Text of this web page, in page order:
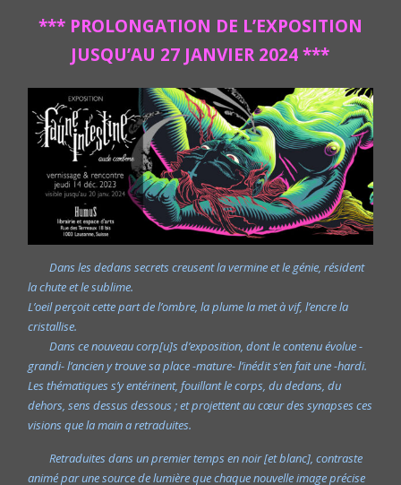
*** PROLONGATION DE L’EXPOSITION
JUSQU’AU 27 JANVIER 2024 ***
Dans les dedans secrets creusent la vermine et le génie, résident
la chute et le sublime.
L’oeil perçoit cette part de l’ombre, la plume la met à vif, l’encre la
cristallise.
Dans ce nouveau corp[u]s d’exposition, dont le contenu évolue -
grandi- l’ancien y trouve sa place -mature- l’inédit s’en fait une -hardi.
Les thématiques s’y entérinent, fouillant le corps, du dedans, du
dehors, sens dessus dessous ; et projettent au cœur des synapses ces
visions que la main a retraduites.
Retraduites dans un premier temps en noir [et blanc], contraste
animé par une source de lumière que chaque nouvelle image précise